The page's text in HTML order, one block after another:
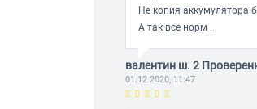
Не копия аккумулятора
А так все норм .
валентин ш. 2
01.12.2020, 11:47